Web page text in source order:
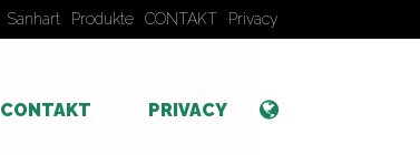
Sanhart Produkte CONTAKT Privacy
CONTAKT PRIVACY